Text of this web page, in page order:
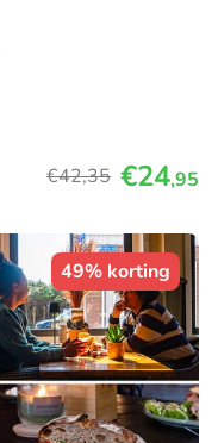
€42,35 €24,95
49% korting